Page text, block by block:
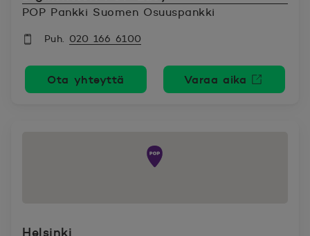
POP Pankki Suomen Osuuspankki
Puh. 020 166 6100
Ota yhteyttä Varaa aika
Avautuu
Helsinki